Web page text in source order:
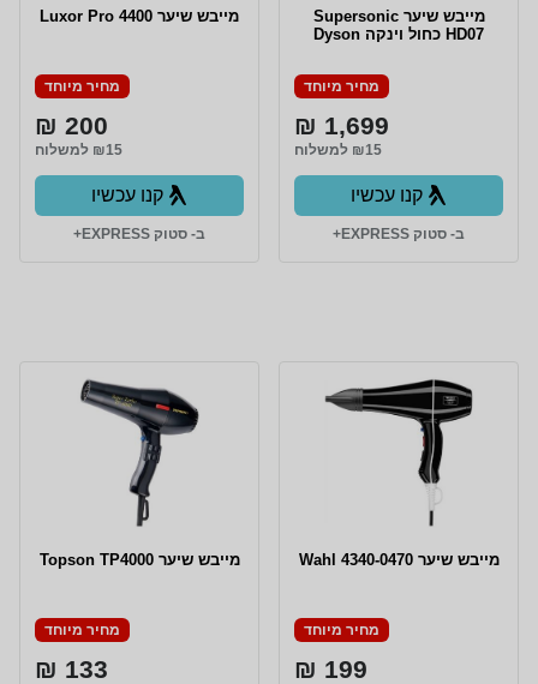
מייבש שיער Supersonic
HD07 כחול וינקה Dyson
מחיר מיוחד
1,699 ₪
₪15 למשלוח
קנו עכשיו
ב- סטוק EXPRESS+
מייבש שיער Luxor Pro 4400
מחיר מיוחד
200 ₪
₪15 למשלוח
קנו עכשיו
ב- סטוק EXPRESS+
מייבש שיער 4340-0470 Wahl
מחיר מיוחד
199 ₪
מייבש שיער Topson TP4000
מחיר מיוחד
133 ₪